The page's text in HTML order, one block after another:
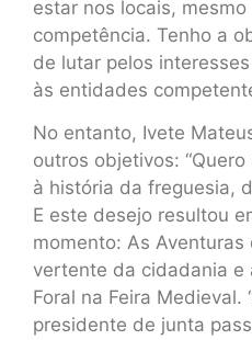
estar nos locais,
competência. Tenho a
de lutar pelos
às entidades
No entanto, Ivete
outros objetivos:
à história da freguesia,
E este desejo resultou
momento: As Aventuras
vertente da cidadania e
Foral na Feira Medieval.
presidente de junta